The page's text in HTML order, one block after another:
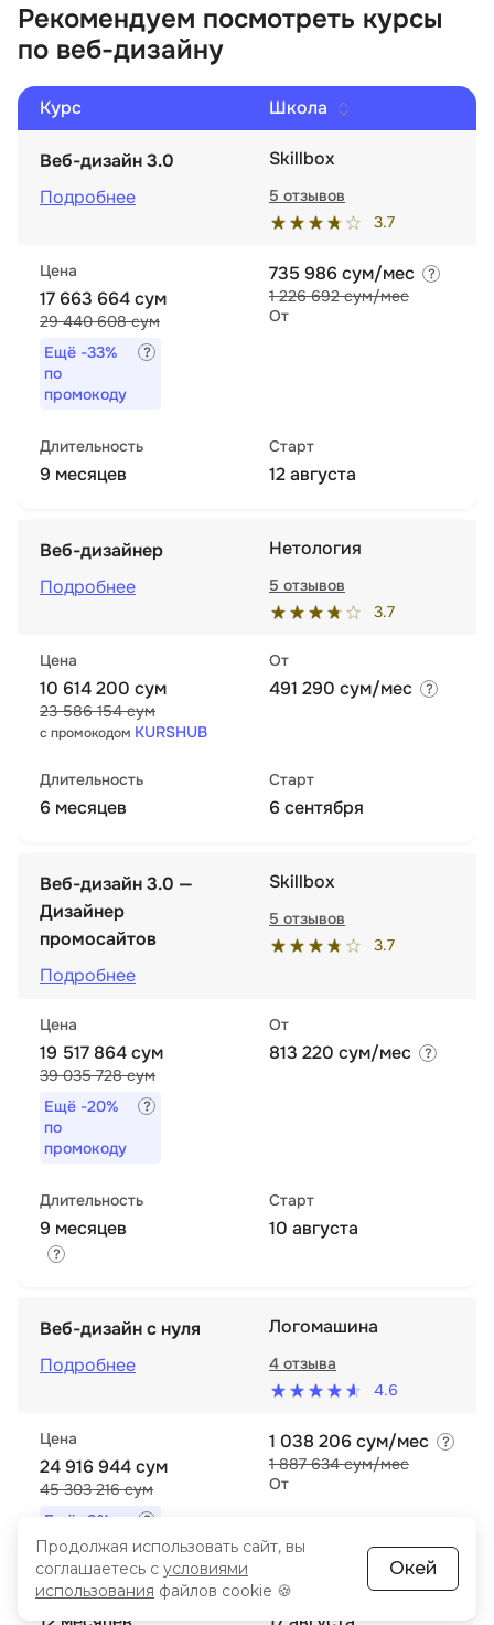
Рекомендуем посмотреть курсы
по веб-дизайну
Курс Школа
Веб-дизайн 3.0
Подробнее
Skillbox
3.7
5 отзывов
Цена
17 663 664 сум
29 440 608 сум
Ещё -33%
по
промокоду
От
735 986 сум/мес
1 226 692 сум/мес
Длительность
9 месяцев
Старт
12 августа
Веб-дизайнер
Подробнее
Нетология
3.7
5 отзывов
Цена
10 614 200 сум
23 586 154 сум
с промокодом KURSHUB
От
491 290 сум/мес
Длительность
6 месяцев
Старт
6 сентября
Веб-дизайн 3.0 —
Дизайнер
промосайтов
Подробнее
Skillbox
3.7
5 отзывов
Цена
19 517 864 сум
39 035 728 сум
Ещё -20%
по
промокоду
От
813 220 сум/мес
Длительность
9 месяцев
Старт
10 августа
Веб-дизайн с нуля
Подробнее
Логомашина
4.6
4 отзыва
Цена
24 916 944 сум
45 303 216 сум
Ещё
-9%
промокоду
От
1 038 206 сум/мес
1 887 634 сум/мес
Длительность Старт
Продолжая использовать сайт, вы
соглашаетесь с условиями
использования файлов cookie 🍪
Окей